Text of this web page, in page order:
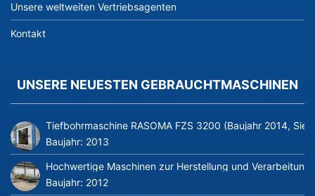
Unsere weltweiten Vertriebsagenten
Kontakt
UNSERE NEUESTEN GEBRAUCHTMASCHINEN
Tiefbohrmaschine RASOMA FZS 3200 (Baujahr 2014,
Baujahr: 2013
Hochwertige Maschinen zur Herstellung und
Baujahr: 2012